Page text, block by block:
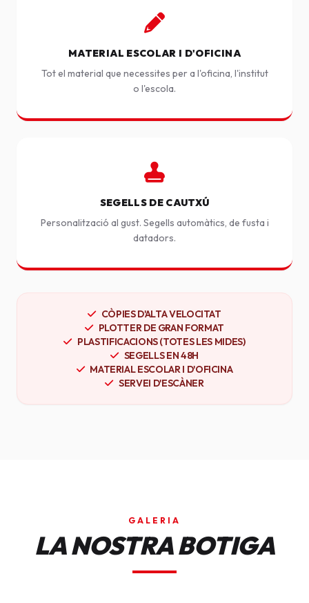
MATERIAL ESCOLAR I D'OFICINA
Tot el material que necessites per a l'oficina, l'institut
o l'escola.
SEGELLS DE CAUTXÚ
Personalització al gust. Segells automàtics, de fusta i
datadors.
CÒPIES D'ALTA VELOCITAT
PLOTTER DE GRAN FORMAT
PLASTIFICACIONS (TOTES LES MIDES)
SEGELLS EN 48H
MATERIAL ESCOLAR I D'OFICINA
SERVEI D'ESCÀNER
GALERIA
LA NOSTRA BOTIGA